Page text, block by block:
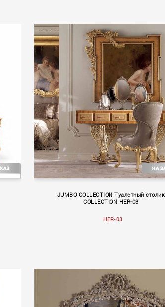
CLASSICO
JUMBO COLLECTION Туалетный столик
COLLECTION HER-03
HER-03